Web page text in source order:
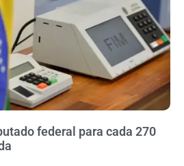
federal para cada 270